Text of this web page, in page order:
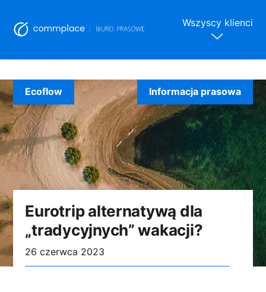
to
content
Wszyscy klienci
Eurotrip alternatywą dla
„tradycyjnych” wakacji?
26 czerwca 2023
Ecoflow Informacja prasowa